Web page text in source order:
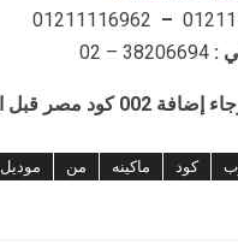
01211116962 –
:
– 38206694
02
مصر قبل الرقم
كود ماكينه من موديل